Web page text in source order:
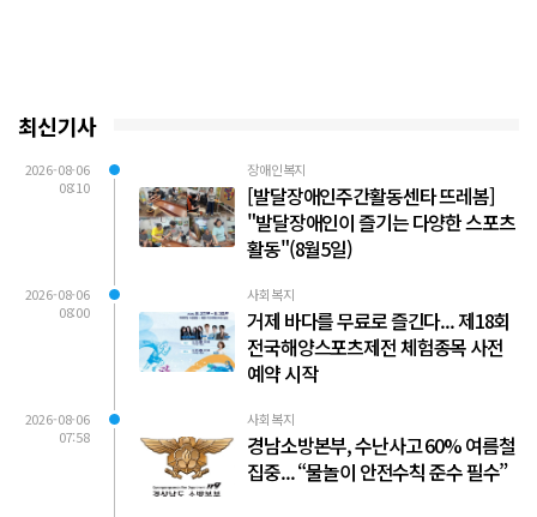
최신기사
2026-08-06
08:10
장애인복지
[발달장애인주간활동센타 뜨레봄]
"발달장애인이 즐기는 다양한 스포츠
활동"(8월5일)
2026-08-06
08:00
사회복지
거제 바다를 무료로 즐긴다... 제18회
전국해양스포츠제전 체험종목 사전
예약 시작
2026-08-06
07:58
사회복지
경남소방본부, 수난사고 60% 여름철
집중... “물놀이 안전수칙 준수 필수”